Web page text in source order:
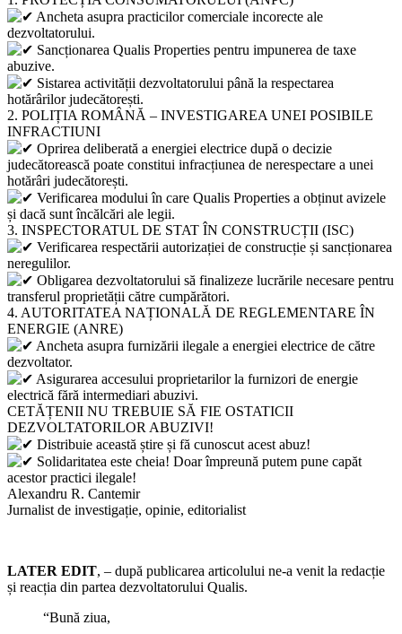
Ancheta asupra practicilor comerciale incorecte ale
dezvoltatorului.
Sancționarea Qualis Properties pentru impunerea de taxe
abuzive.
Sistarea activității dezvoltatorului până la respectarea
hotărârilor judecătorești.
2. POLIȚIA ROMÂNĂ – INVESTIGAREA UNEI POSIBILE
INFRACTIUNI
Oprirea deliberată a energiei electrice după o decizie
judecătorească poate constitui infracțiunea de nerespectare a unei
hotărâri judecătorești.
Verificarea modului în care Qualis Properties a obținut avizele
și dacă sunt încălcări ale legii.
3. INSPECTORATUL DE STAT ÎN CONSTRUCȚII (ISC)
Verificarea respectării autorizației de construcție și sancționarea
neregulilor.
Obligarea dezvoltatorului să finalizeze lucrările necesare pentru
transferul proprietății către cumpărători.
4. AUTORITATEA NAȚIONALĂ DE REGLEMENTARE ÎN
ENERGIE (ANRE)
Ancheta asupra furnizării ilegale a energiei electrice de către
dezvoltator.
Asigurarea accesului proprietarilor la furnizori de energie
electrică fără intermediari abuzivi.
CETĂȚENII NU TREBUIE SĂ FIE OSTATICII
DEZVOLTATORILOR ABUZIVI!
Distribuie această știre și fă cunoscut acest abuz!
Solidaritatea este cheia! Doar împreună putem pune capăt
acestor practici ilegale!
Alexandru R. Cantemir
Jurnalist de investigație, opinie, editorialist
LATER EDIT, – după publicarea articolului ne-a venit la redacție
și reacția din partea dezvoltatorului Qualis.
“Bună ziua,